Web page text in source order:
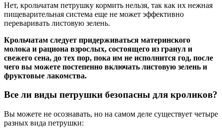
Нет, крольчатам петрушку кормить нельзя, так как их нежная
пищеварительная система еще не может эффективно
переваривать листовую зелень.
Крольчатам следует придерживаться материнского
молока и рациона взрослых, состоящего из гранул и
свежего сена, до тех пор, пока им не исполнится год, после
чего вы можете постепенно включать листовую зелень и
фруктовые лакомства.
Все ли виды петрушки безопасны для кроликов?
Вы можете не осознавать, но на самом деле существует четыре
разных вида петрушки: